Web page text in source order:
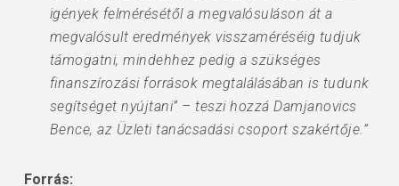
igények felmérésétől a megvalósuláson át a
megvalósult eredmények visszaméréséig tudjuk
támogatni, mindehhez pedig a szükséges
finanszírozási források megtalálásában is tudunk
segítséget nyújtani” – teszi hozzá Damjanovics
Bence, az Üzleti tanácsadási csoport szakértője.”
Forrás: